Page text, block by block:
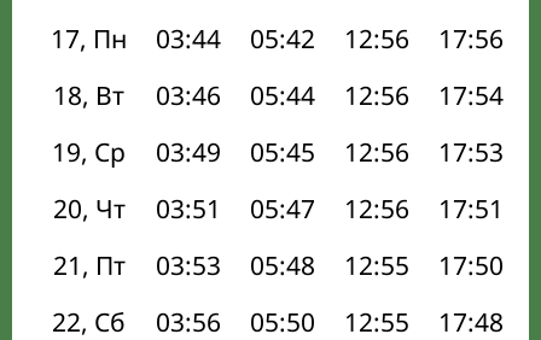
17, Пн
03:44 05:42 12:56 17:56
18, Вт
03:46 05:44 12:56 17:54
19, Ср
03:49 05:45 12:56 17:53
20, Чт
03:51 05:47 12:56 17:51
21, Пт
03:53 05:48 12:55 17:50
22, Сб
03:56 05:50 12:55 17:48